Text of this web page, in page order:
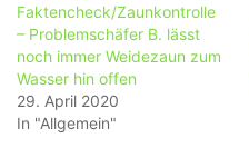
Faktencheck/Zaunkontrolle
– Problemschäfer B. lässt
noch immer Weidezaun zum
Wasser hin offen
29. April 2020
In "Allgemein"